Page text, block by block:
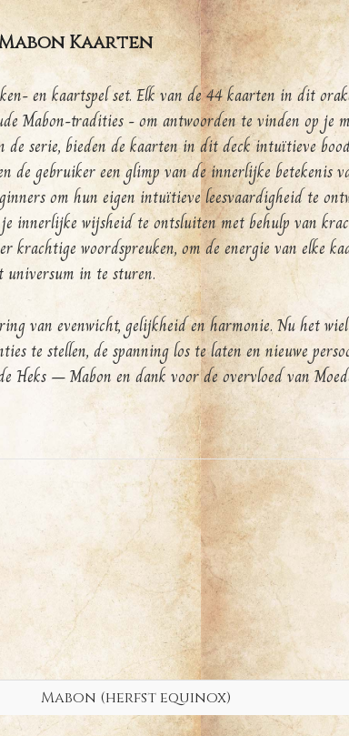
Kaarten
en kaartspel set. Elk van de 44 kaarten in dit
Mabon-tradities - om antwoorden te vinden op je
de serie, bieden de kaarten in dit deck intuïtieve
de gebruiker een glimp van de innerlijke betekenis
om hun eigen intuïtieve leesvaardigheid te
innerlijke wijsheid te ontsluiten met behulp van
krachtige woordspreuken, om de energie van elke
in te sturen.
van evenwicht, gelijkheid en harmonie. Nu het
te stellen, de spanning los te laten en nieuwe
Heks – Mabon en dank voor de overvloed van
Mabon (herfst equinox)